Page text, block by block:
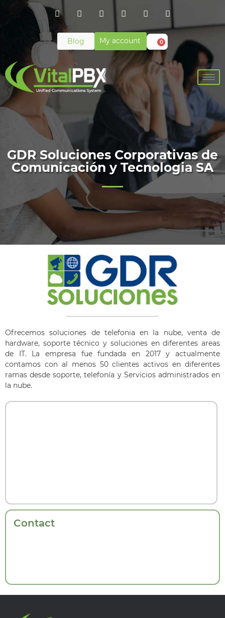
Blog My account 0
GDR Soluciones Corporativas de
Comunicación y Tecnologia SA
Ofrecemos soluciones de telefonia en la nube, venta de
hardware, soporte técnico y soluciones en diferentes areas
de IT. La empresa fue fundada en 2017 y actualmente
contamos con al menos 50 clientes activos en diferentes
ramas desde soporte, telefonía y Servicios administrados en
la nube.
Contact